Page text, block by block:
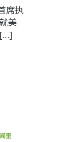
席执
美
里